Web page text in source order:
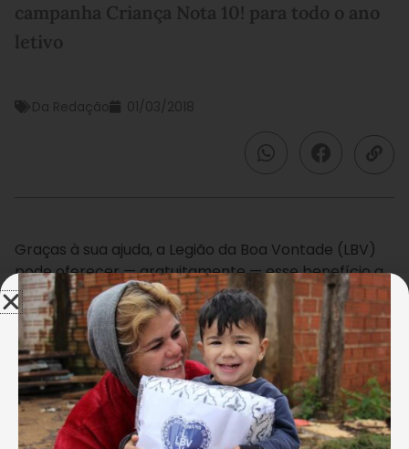
campanha Criança Nota 10! para todo o ano
letivo
Da Redação 01/03/2018
Graças à sua ajuda, a Legião da Boa Vontade (LBV)
pode oferecer — gratuitamente — esse benefício a
milhares de crianças e adolescentes em todo o
Brasil. Na Região Sul do país, milhares de crianças e
adolescentes, de famílias em situação de
vulnerabilidade social, atendidas pelos programas
socioassistenciais da Instituição ao longo de todo o
ano, contam com esse imprescindível apoio nesse
período desafiador.